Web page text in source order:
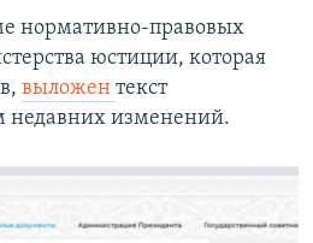
нормативно-правовых
юстиции, которая
выложен текст
недавних изменений.